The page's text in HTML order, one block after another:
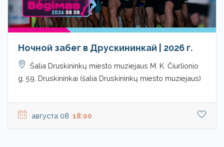
Ночной забег в Друскининкай | 2026 г.
Šalia Druskininkų miesto muziejaus M. K. Čiurlionio
g. 59, Druskininkai (šalia Druskininkų miesto muziejaus)
августа 08 18:00